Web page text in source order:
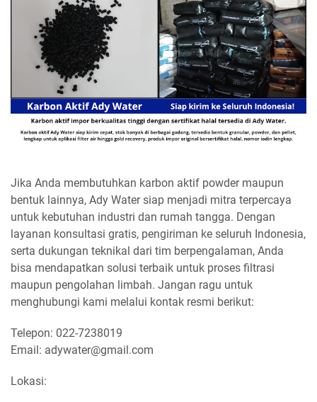
Jika Anda membutuhkan karbon aktif powder maupun
bentuk lainnya, Ady Water siap menjadi mitra terpercaya
untuk kebutuhan industri dan rumah tangga. Dengan
layanan konsultasi gratis, pengiriman ke seluruh Indonesia,
serta dukungan teknikal dari tim berpengalaman, Anda
bisa mendapatkan solusi terbaik untuk proses filtrasi
maupun pengolahan limbah. Jangan ragu untuk
menghubungi kami melalui kontak resmi berikut:
Telepon: 022-7238019
Email: adywater@gmail.com
Lokasi: